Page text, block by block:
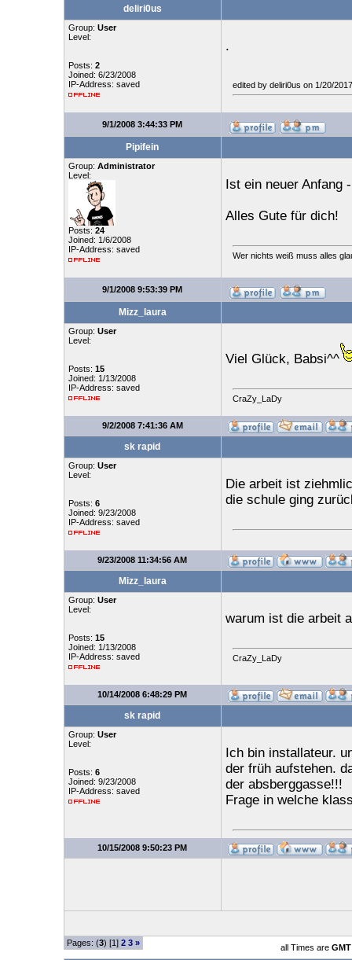
deliri0us
Group: User
Level:
Posts: 2
Joined: 6/23/2008
IP-Address: saved
.
edited by deliri0us on 1/20/
9/1/2008 3:44:33 PM
Pipifein
Group: Administrator
Level:
Posts: 24
Joined: 1/6/2008
IP-Address: saved
Ist ein neuer Anfang
Alles Gute für dich!
Wer nichts weiß muss alles
9/1/2008 9:53:39 PM
Mizz_laura
Group: User
Level:
Posts: 15
Joined: 1/13/2008
IP-Address: saved
Viel Glück, Babsi^^
CraZy_LaDy
9/2/2008 7:41:36 AM
sk rapid
Group: User
Level:
Posts: 6
Joined: 9/23/2008
IP-Address: saved
Die arbeit ist
die schule ging
9/23/2008 11:34:56 AM
Mizz_laura
Group: User
Level:
Posts: 15
Joined: 1/13/2008
IP-Address: saved
warum ist die arbeit
CraZy_LaDy
10/14/2008 6:48:29 PM
sk rapid
Group: User
Level:
Posts: 6
Joined: 9/23/2008
IP-Address: saved
Ich bin installateur.
der früh aufstehen.
der absberggasse!!!
Frage in welche
10/15/2008 9:50:23 PM
Pages: (3) [1] 2 3 » all Times are